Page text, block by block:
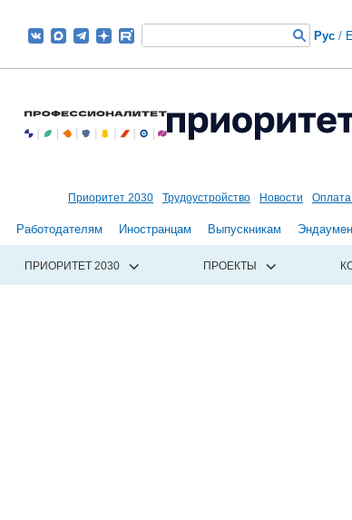
Рус /
Приоритет 2030 Трудоустройство Новости
Работодателям Иностранцам Выпускникам
ПРИОРИТЕТ 2030 ПРОЕКТЫ